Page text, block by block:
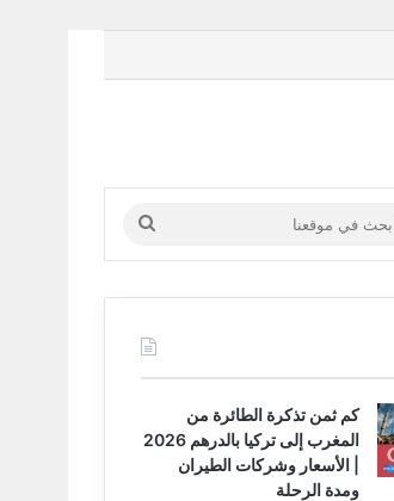
جانبي
ابحث
في
كم ثمن تذكرة الطائرة من
المغرب إلى تركيا بالدرهم 2026
| الأسعار وشركات الطيران
ومدة الرحلة